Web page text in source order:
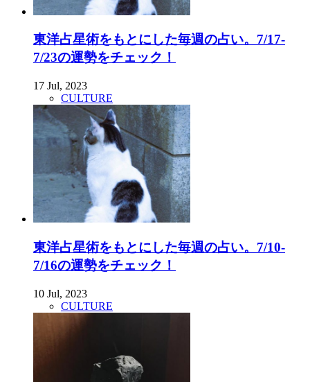
東洋占星術をもとにした毎週の占い。7/17-
7/23の運勢をチェック！
17 Jul, 2023
CULTURE
東洋占星術をもとにした毎週の占い。7/10-
7/16の運勢をチェック！
10 Jul, 2023
CULTURE